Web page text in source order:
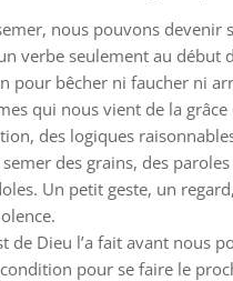
nous pouvons
verbe seulement au
pour bêcher ni faucher ni
qui nous vient de la
des logiques
des grains, des
Un petit geste, un
de Dieu l’a fait avant
pour se faire le